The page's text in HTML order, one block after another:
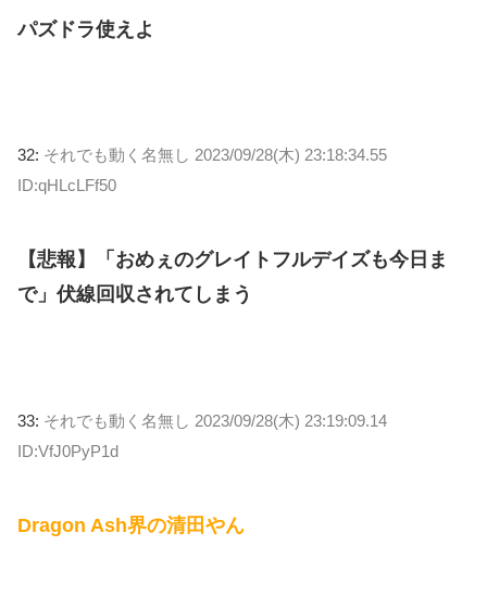
パズドラ使えよ
32: それでも動く名無し 2023/09/28(木) 23:18:34.55
ID:qHLcLFf50
【悲報】「おめぇのグレイトフルデイズも今日ま
で」伏線回収されてしまう
33: それでも動く名無し 2023/09/28(木) 23:19:09.14
ID:VfJ0PyP1d
Dragon Ash界の清田やん